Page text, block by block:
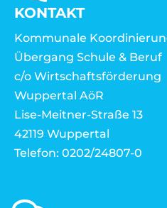
KONTAKT
Kommunale
Übergang Schule & Beruf
c/o Wirtschaftsförderung
Wuppertal AöR
Lise-Meitner-Straße 13
42119 Wuppertal
Telefon: 0202/24807-0